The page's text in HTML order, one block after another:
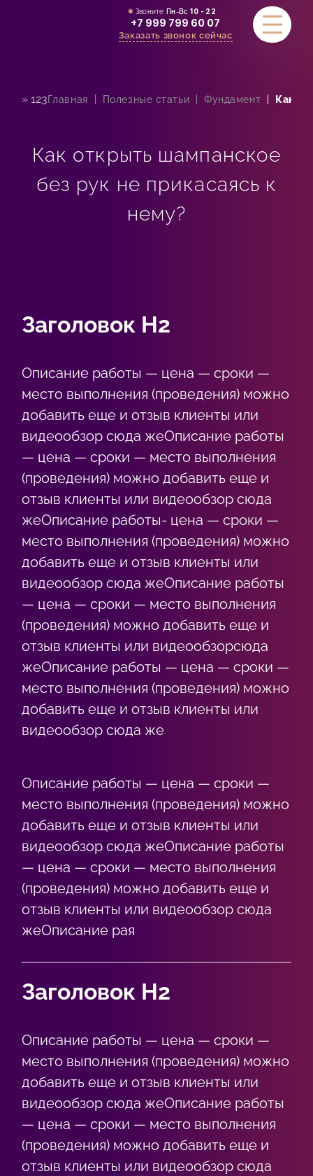
Звоните Пн-Вс 10 - 22
+7 999 799 60 07
Заказать звонок сейчас
УСЛУГИ
СТОИМОСТЬ
» 123Главная Полезные статьи Фундамент Как
Как открыть шампанское
без рук не прикасаясь к
нему?
Заголовок Н2
Описание работы — цена — сроки —
место выполнения (проведения) можно
добавить еще и отзыв клиенты или
видеообзор сюда жеОписание работы
— цена — сроки — место выполнения
(проведения) можно добавить еще и
отзыв клиенты или видеообзор сюда
жеОписание работы- цена — сроки —
место выполнения (проведения) можно
добавить еще и отзыв клиенты или
видеообзор сюда жеОписание работы
— цена — сроки — место выполнения
(проведения) можно добавить еще и
отзыв клиенты или видеообзорсюда
жеОписание работы — цена — сроки —
место выполнения (проведения) можно
добавить еще и отзыв клиенты или
видеообзор сюда же
Описание работы — цена — сроки —
место выполнения (проведения) можно
добавить еще и отзыв клиенты или
видеообзор сюда жеОписание работы
— цена — сроки — место выполнения
(проведения) можно добавить еще и
отзыв клиенты или видеообзор сюда
жеОписание рая
Заголовок Н2
Описание работы — цена — сроки —
место выполнения (проведения) можно
добавить еще и отзыв клиенты или
видеообзор сюда жеОписание работы
— цена — сроки — место выполнения
(проведения) можно добавить еще и
отзыв клиенты или видеообзор сюда